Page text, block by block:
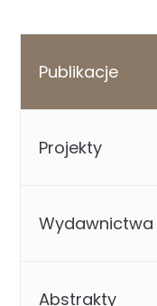
Publikacje
Projekty
Wydawnictwa
Abstrakty